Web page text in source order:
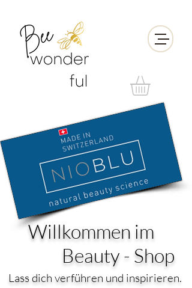
Willkommen im
Beauty - Shop
Lass dich verführen und inspirieren.